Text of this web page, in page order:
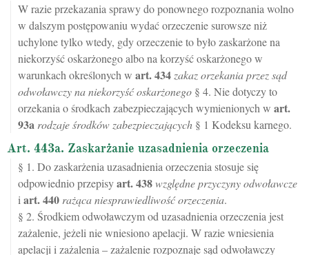
W razie przekazania sprawy do ponownego rozpoznania wolno
w dalszym postępowaniu wydać orzeczenie surowsze niż
uchylone tylko wtedy, gdy orzeczenie to było zaskarżone na
niekorzyść oskarżonego albo na korzyść oskarżonego w
warunkach określonych w art.434 zakaz orzekania przez sąd
odwoławczy na niekorzyść oskarżonego § 4. Nie dotyczy to
orzekania o środkach zabezpieczających wymienionych w art.
93a rodzaje środków zabezpieczających § 1 Kodeksu karnego.
Art. 443a. Zaskarżanie uzasadnienia orzeczenia
§ 1. Do zaskarżenia uzasadnienia orzeczenia stosuje się
odpowiednio przepisyart.438względne przyczyny odwoławcze
i art.440 rażąca niesprawiedliwość orzeczenia.
§ 2. Środkiem odwoławczym od uzasadnienia orzeczenia jest
zażalenie, jeżeli nie wniesiono apelacji. W razie wniesienia
apelacji i zażalenia – zażalenie rozpoznaje sąd odwoławczy